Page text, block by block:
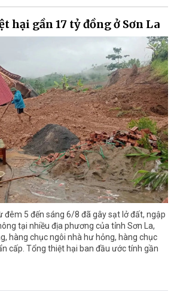
hại gần 17 tỷ đồng ở Sơn La
5 đến sáng 6/8 đã gây sạt lở đất, ngập
tại nhiều địa phương của tỉnh Sơn La,
hàng chục ngôi nhà hư hỏng, hàng chục
cấp. Tổng thiệt hại ban đầu ước tính gần